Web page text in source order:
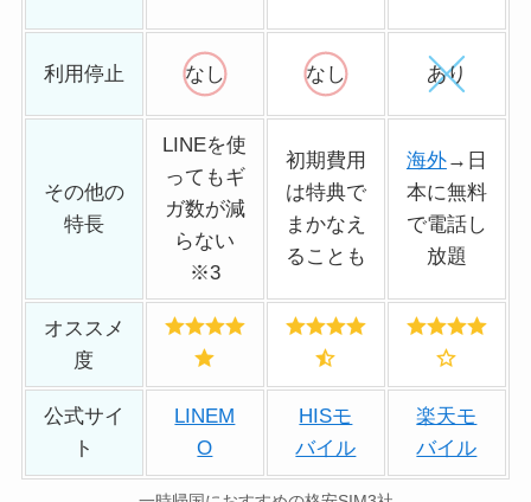
利用停止 なし なし あり
その他の
特長
LINEを使
ってもギ
ガ数が減
らない
※3
初期費用
は特典で
まかなえ
ることも
海外→日
本に無料
で電話し
放題
オススメ
度
公式サイ
ト
LINEM
O
HISモ
バイル
楽天モ
バイル